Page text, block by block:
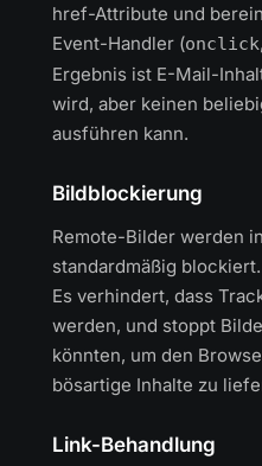
href-Attribute und
Event-Handler (onclick,
Ergebnis ist E-Mail-
wird, aber keinen
ausführen kann.
Bildblockierung
Remote-Bilder werden
standardmäßig
Es verhindert, dass
werden, und stoppt
könnten, um den
bösartige Inhalte zu
Link-Behandlung